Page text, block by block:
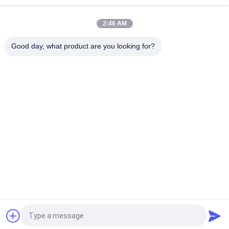
2:46 AM
Good day, what product are you looking for?